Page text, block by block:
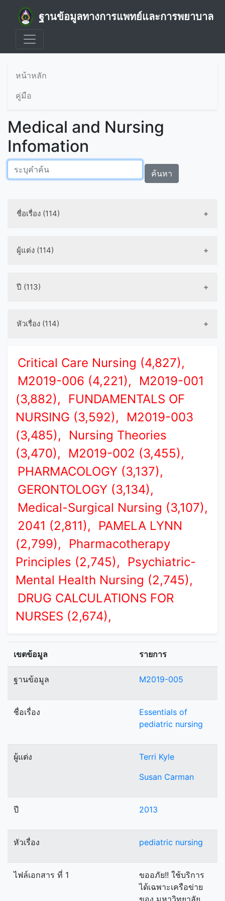
ฐานข้อมูลทางการแพทย์และการพยาบาล
หน้าหลัก
คู่มือ
Medical and Nursing
Infomation
ค้นหา
ชื่อเรื่อง (114)
ผู้แต่ง (114)
ปี (113)
หัวเรื่อง (114)
Critical Care Nursing (4,827),
M2019-006 (4,221),
M2019-001
(3,882),
FUNDAMENTALS OF
NURSING (3,592),
M2019-003
(3,485),
Nursing Theories
(3,470),
M2019-002 (3,455),
PHARMACOLOGY (3,137),
GERONTOLOGY (3,134),
Medical-Surgical Nursing (3,107),
2041 (2,811),
PAMELA LYNN
(2,799),
Pharmacotherapy
Principles (2,745),
Psychiatric-
Mental Health Nursing (2,745),
DRUG CALCULATIONS FOR
NURSES (2,674),
เขตข้อมูล รายการ
ฐานข้อมูล M2019-005
ชื่อเรื่อง
Essentials of
pediatric nursing
ผู้แต่ง
Terri Kyle
Susan Carman
ปี 2013
หัวเรื่อง pediatric nursing
ไฟล์เอกสาร ที่ 1
ขออภัย!! ใช้บริการ
ได้เฉพาะเครือข่าย
ของ มหาวิทยาลัย